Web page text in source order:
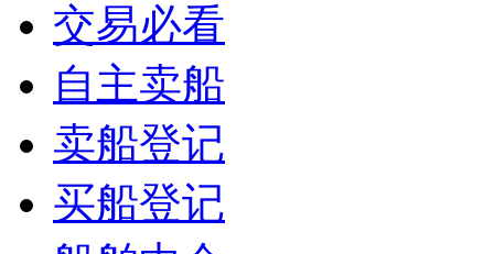
交易必看
自主卖船
卖船登记
买船登记